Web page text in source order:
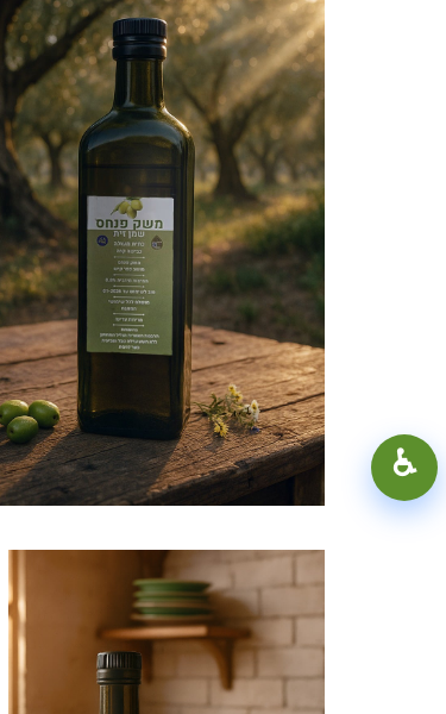
+
100%
קונטרסט גבוה
מצב כהה
הדגשת קישורים
קו תחתון לקישורים
פונט קריא
הפחתת תנועה
♿︎